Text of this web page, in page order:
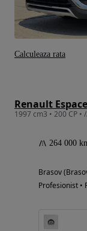
264 000
Brasov
Profesionist •
Calculeaza rata